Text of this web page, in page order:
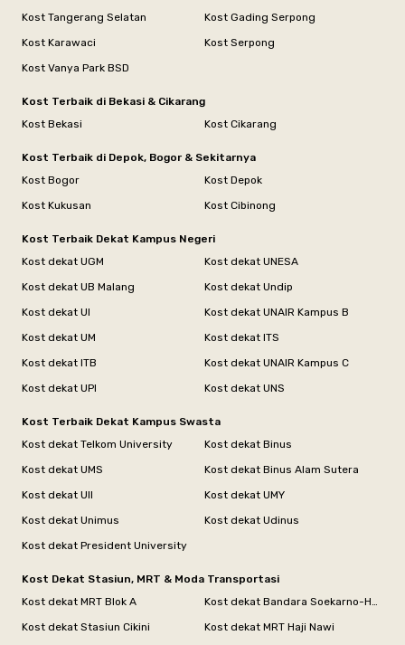
Kost Tangerang Selatan
Kost Gading Serpong
Kost Karawaci
Kost Serpong
Kost Vanya Park BSD
Kost Terbaik di Bekasi & Cikarang
Kost Bekasi
Kost Cikarang
Kost Terbaik di Depok, Bogor & Sekitarnya
Kost Bogor
Kost Depok
Kost Kukusan
Kost Cibinong
Kost Terbaik Dekat Kampus Negeri
Kost dekat UGM
Kost dekat UNESA
Kost dekat UB Malang
Kost dekat Undip
Kost dekat UI
Kost dekat UNAIR Kampus B
Kost dekat UM
Kost dekat ITS
Kost dekat ITB
Kost dekat UNAIR Kampus C
Kost dekat UPI
Kost dekat UNS
Kost Terbaik Dekat Kampus Swasta
Kost dekat Telkom University
Kost dekat Binus
Kost dekat UMS
Kost dekat Binus Alam Sutera
Kost dekat UII
Kost dekat UMY
Kost dekat Unimus
Kost dekat Udinus
Kost dekat President University
Kost Dekat Stasiun, MRT & Moda Transportasi
Kost dekat MRT Blok A
Kost dekat Bandara Soekarno-Hatta
Kost dekat Stasiun Cikini
Kost dekat MRT Haji Nawi